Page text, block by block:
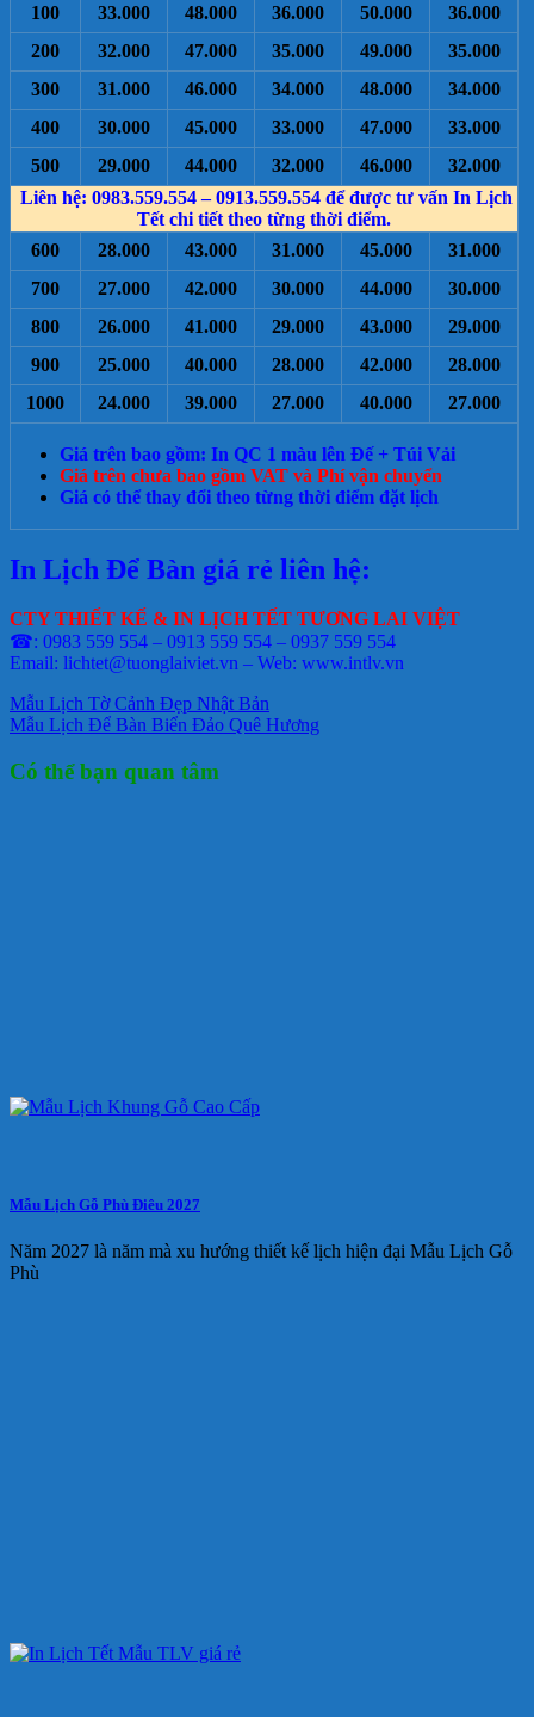
100 33.000 48.000 36.000 50.000
36.000
200
32.000 47.000 35.000 49.000
35.000
300
31.000 46.000 34.000 48.000
34.000
400
30.000 45.000 33.000 47.000
33.000
500
29.000 44.000 32.000 46.000
32.000
Liên hệ: 0983.559.554 – 0913.559.554 để được tư vấn In Lịch
Tết chi tiết theo từng thời điểm.
600
28.000 43.000 31.000 45.000
31.000
700
27.000 42.000 30.000 44.000
30.000
800
26.000 41.000 29.000 43.000
29.000
900
25.000 40.000 28.000 42.000
28.000
1000
24.000 39.000 27.000 40.000 27.000
Giá trên bao gồm: In QC 1 màu lên Đế + Túi Vải
Giá trên chưa bao gồm VAT và Phí vận chuyển
Giá có thể thay đổi theo từng thời điểm đặt lịch
In Lịch Để Bàn giá rẻ liên hệ:
CTY THIẾT KẾ & IN LỊCH TẾT TƯƠNG LAI VIỆT
☎: 0983 559 554 – 0913 559 554 – 0937 559 554
Email: lichtet@tuonglaiviet.vn – Web: www.intlv.vn
Mẫu Lịch Tờ Cảnh Đẹp Nhật Bản
Mẫu Lịch Để Bàn Biển Đảo Quê Hương
Có thể bạn quan tâm
Mẫu Lịch Gỗ Phù Điêu 2027
Năm 2027 là năm mà xu hướng thiết kế lịch hiện đại Mẫu Lịch Gỗ
Phù